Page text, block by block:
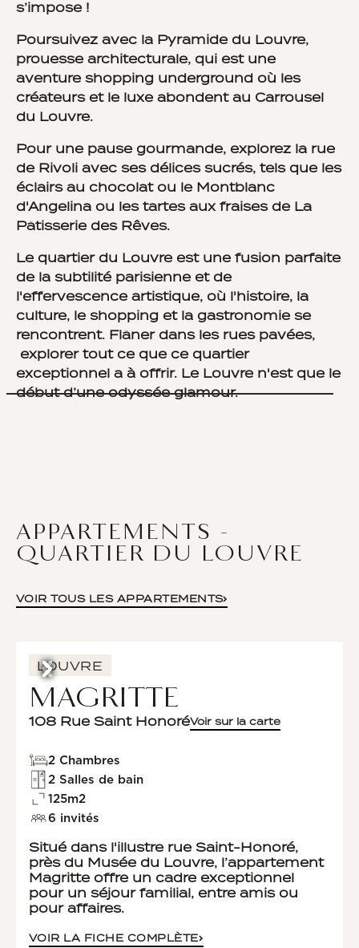
s’impose !
Poursuivez avec la Pyramide du Louvre,
prouesse architecturale, qui est une
aventure shopping underground où les
créateurs et le luxe abondent au Carrousel
du Louvre.
Pour une pause gourmande, explorez la rue
de Rivoli avec ses délices sucrés, tels que les
éclairs au chocolat ou le Montblanc
d'Angelina ou les tartes aux fraises de La
Pâtisserie des Rêves.
Le quartier du Louvre est une fusion parfaite
de la subtilité parisienne et de
l'effervescence artistique, où l'histoire, la
culture, le shopping et la gastronomie se
rencontrent. Flâner dans les rues pavées,
explorer tout ce que ce quartier
exceptionnel a à offrir. Le Louvre n'est que le
début d’une odyssée glamour.
APPARTEMENTS -
QUARTIER DU LOUVRE
VOIR TOUS LES APPARTEMENTS
LOUVRE
MAGRITTE
108 Rue Saint HonoréVoir sur la carte
2 Chambres
2 Salles de bain
125m2
6 invités
Situé dans l'illustre rue Saint-Honoré,
près du Musée du Louvre, l’appartement
Magritte offre un cadre exceptionnel
pour un séjour familial, entre amis ou
pour affaires.
VOIR LA FICHE COMPLÈTE